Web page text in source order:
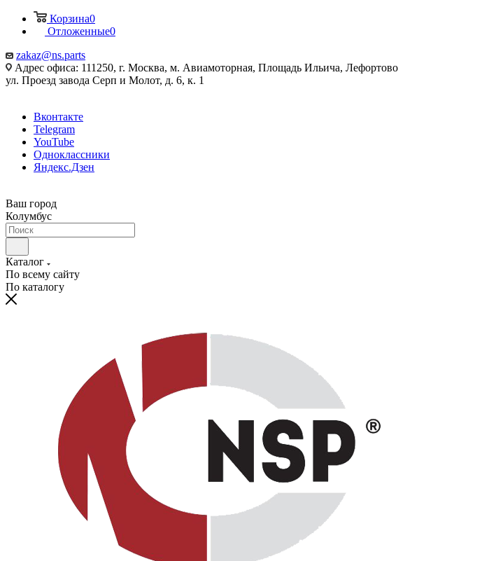
Корзина0
Отложенные0
zakaz@ns.parts
Адрес офиса: 111250, г. Москва, м. Авиамоторная, Площадь Ильича, Лефортово
ул. Проезд завода Серп и Молот, д. 6, к. 1
Вконтакте
Telegram
YouTube
Одноклассники
Яндекс.Дзен
Ваш город
Колумбус
Каталог
По всему сайту
По каталогу